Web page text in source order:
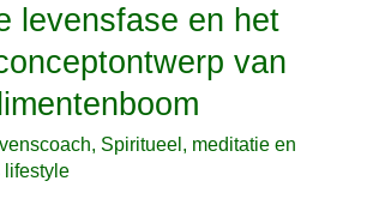
levensfase en het
van
, Spiritueel, meditatie en
lifestyle